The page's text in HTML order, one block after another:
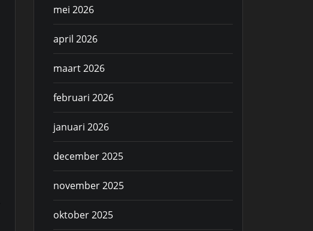
mei 2026
april 2026
maart 2026
februari 2026
januari 2026
december 2025
november 2025
oktober 2025